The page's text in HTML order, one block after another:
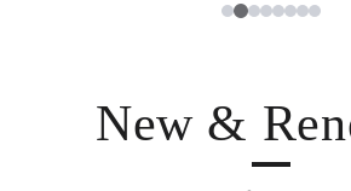
1234567
New &